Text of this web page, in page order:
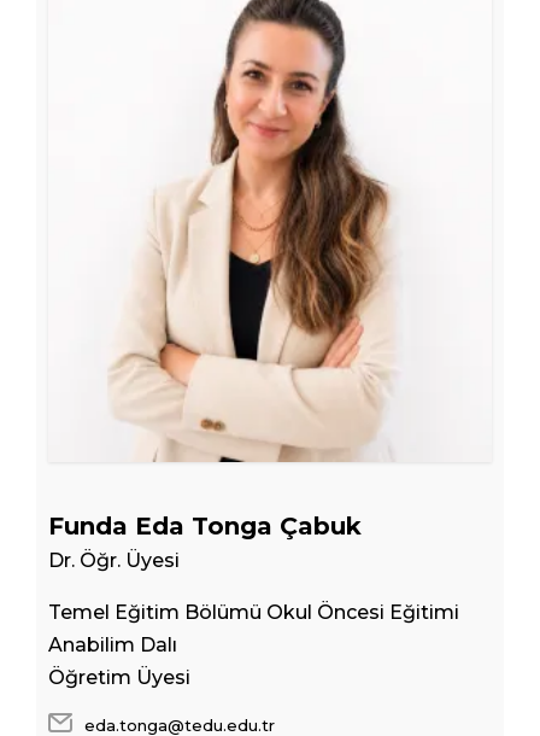
Funda Eda Tonga Çabuk
Dr. Öğr. Üyesi
Temel Eğitim Bölümü Okul Öncesi Eğitimi
Anabilim Dalı
Öğretim Üyesi
eda.tonga@tedu.edu.tr